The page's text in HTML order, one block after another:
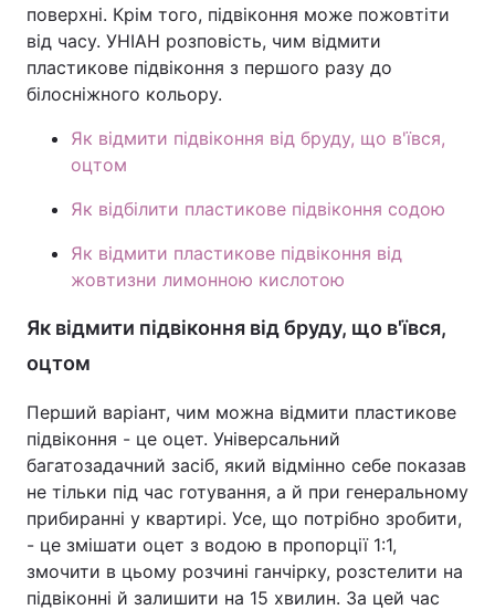
поверхні. Крім того, підвіконня може пожовтіти
від часу. УНІАН розповість, чим відмити
пластикове підвіконня з першого разу до
білосніжного кольору.
Як відмити підвіконня від бруду, що в'ївся,
оцтом
Як відбілити пластикове підвіконня содою
Як відмити пластикове підвіконня від
жовтизни лимонною кислотою
Як відмити підвіконня від бруду, що в'ївся,
оцтом
Перший варіант, чим можна відмити пластикове
підвіконня - це оцет. Універсальний
багатозадачний засіб, який відмінно себе показав
не тільки під час готування, а й при генеральному
прибиранні у квартирі. Усе, що потрібно зробити,
- це змішати оцет з водою в пропорції 1:1,
змочити в цьому розчині ганчірку, розстелити на
підвіконні й залишити на 15 хвилин. За цей час